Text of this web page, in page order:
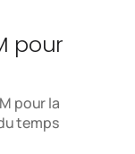
pour
pour la
temps